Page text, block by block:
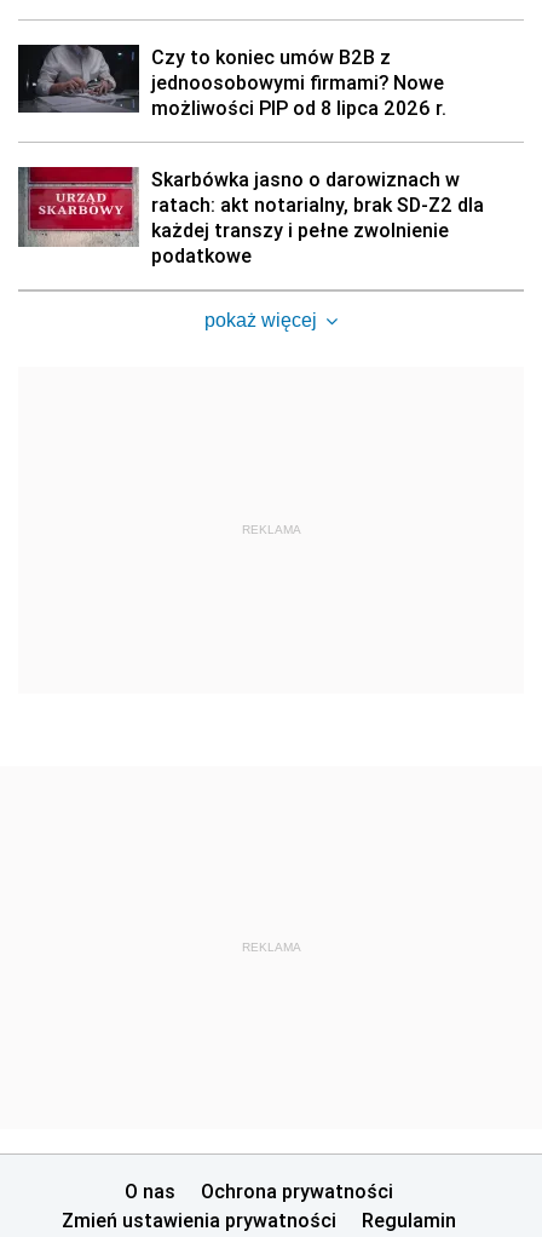
Czy to koniec umów B2B z
jednoosobowymi firmami? Nowe
możliwości PIP od 8 lipca 2026 r.
Skarbówka jasno o darowiznach w
ratach: akt notarialny, brak SD-Z2 dla
każdej transzy i pełne zwolnienie
podatkowe
pokaż więcej
REKLAMA
REKLAMA
O nas
Ochrona prywatności
Zmień ustawienia prywatności
Regulamin